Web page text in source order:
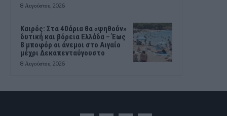
8 Αυγούστου, 2026
Καιρός: Στα 40άρια θα «ψηθούν»
δυτική και βόρεια Ελλάδα – Έως
8 μποφόρ οι άνεμοι στο Αιγαίο
μέχρι Δεκαπενταύγουστο
8 Αυγούστου, 2026